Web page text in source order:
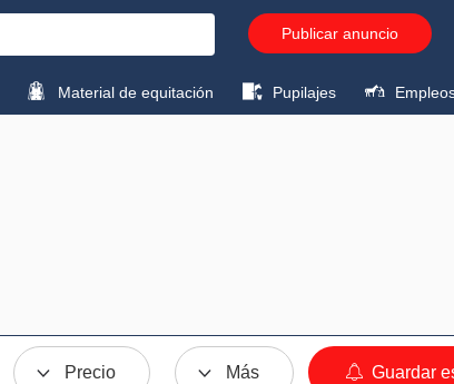
Publicar anuncio
Material de equitación Pupilajes
Precio Más Guardar